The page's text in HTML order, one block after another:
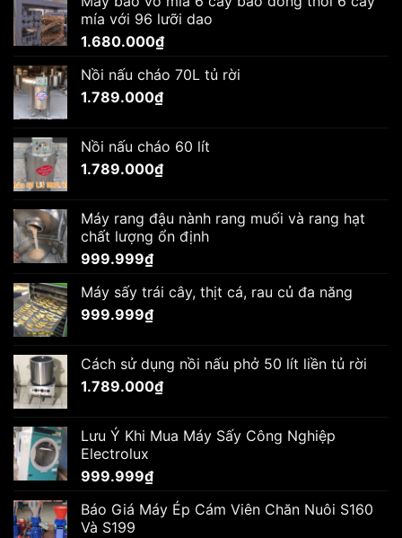
mía với 96 lưỡi dao
1.680.000₫
Nồi nấu cháo 70L tủ rời
1.789.000₫
Nồi nấu cháo 60 lít
1.789.000₫
Máy rang đậu nành rang muối và rang hạt
chất lượng ổn định
999.999₫
Máy sấy trái cây, thịt cá, rau củ đa năng
999.999₫
Cách sử dụng nồi nấu phở 50 lít liền tủ rời
1.789.000₫
Lưu Ý Khi Mua Máy Sấy Công Nghiệp
Electrolux
999.999₫
Báo Giá Máy Ép Cám Viên Chăn Nuôi S160
Và S199